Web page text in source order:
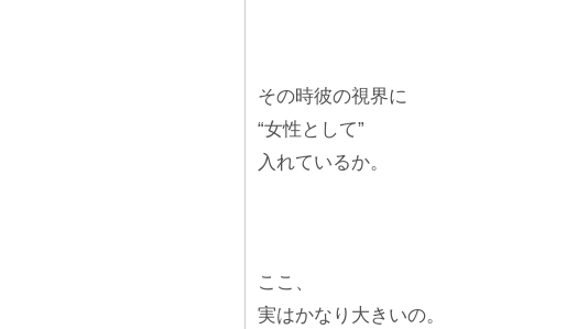
その時彼の視界に
“女性として”
入れているか。
ここ、
実はかなり大きいの。